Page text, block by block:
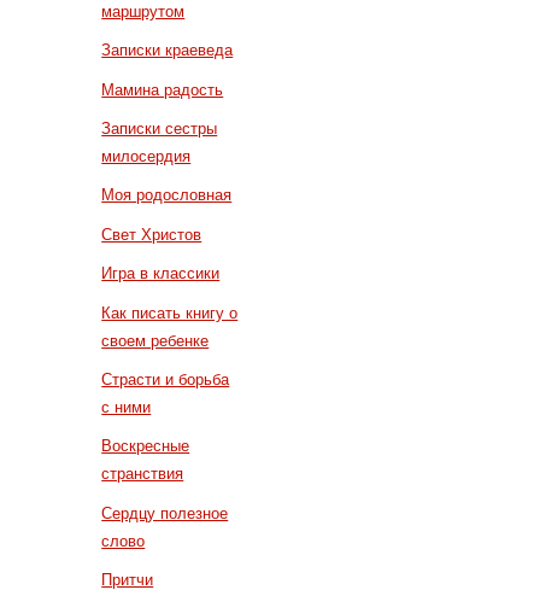
маршрутом
Записки краеведа
Мамина радость
Записки сестры
милосердия
Моя родословная
Свет Христов
Игра в классики
Как писать книгу о
своем ребенке
Страсти и борьба
с ними
Воскресные
странствия
Сердцу полезное
слово
Притчи